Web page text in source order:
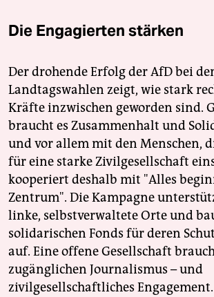
Die Engagierten stärken
Der drohende Erfolg der AfD bei
Landtagswahlen zeigt, wie stark
Kräfte inzwischen geworden sind.
braucht es Zusammenhalt und
und vor allem mit den Menschen,
für eine starke Zivilgesellschaft
kooperiert deshalb mit "Alles
Zentrum". Die Kampagne
linke, selbstverwaltete Orte und
solidarischen Fonds für deren
auf. Eine offene Gesellschaft
zugänglichen Journalismus – und
zivilgesellschaftliches